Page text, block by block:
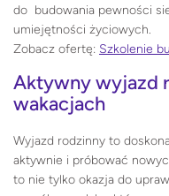
do budowania pewności
umiejętności życiowych.
Zobacz ofertę: Szkolenie
Aktywny wyjazd
wakacjach
Wyjazd rodzinny to
aktywnie i próbować
to nie tylko okazja do